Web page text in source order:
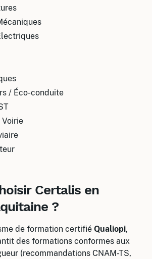
/ Éco-conduite
Certalis en
?
de formation certifié Qualiopi,
des formations conformes aux
(recommandations CNAM-TS,